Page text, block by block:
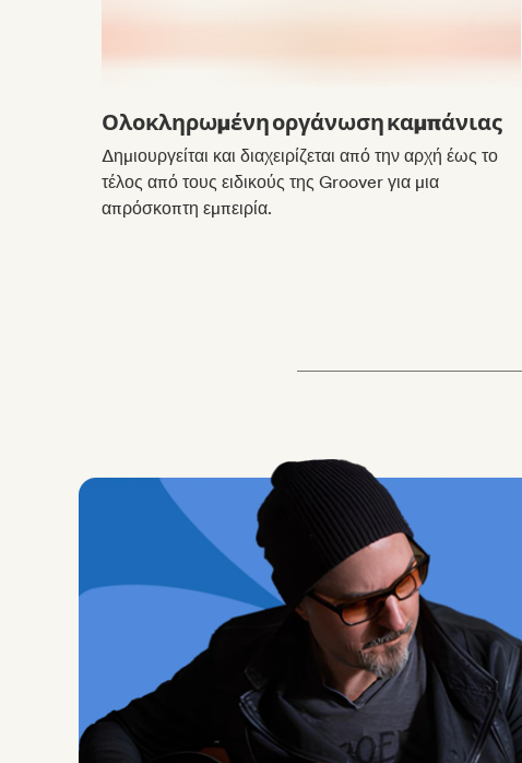
Ολοκληρωμένη οργάνωση καμπάνιας
Δημιουργείται και διαχειρίζεται από την αρχή έως το
τέλος από τους ειδικούς της Groover για μια
απρόσκοπτη εμπειρία.